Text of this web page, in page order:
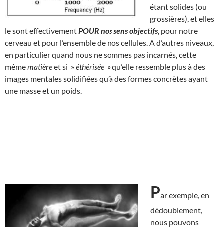
étant solides (ou
grossières), et elles
le sont effectivement POUR nos sens objectifs , pour notre
cerveau et pour l’ensemble de nos cellules. A d’autres niveaux,
en particulier quand nous ne sommes pas incarnés, cette
mêmematièreet si »éthérisée » qu’elle ressemble plus à des
images mentales solidifiées qu’à des formes concrètes ayant
une masse et un poids.
Par exemple, en
dédoublement,
nous pouvons